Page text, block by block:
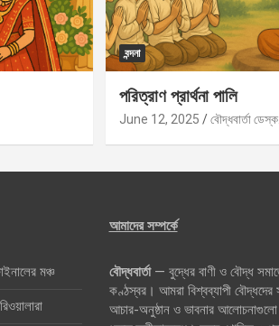
বন্দনা
পরিত্রাণ প্রার্থনা পালি
June 12, 2025 বৌদ্ধবার্তা ডেস্ক:
মঞ্চ
আমাদের সম্পর্কে
বৌদ্ধবার্তা— বুদ্ধের বাণী ও বৌদ্ধ
কণ্ঠস্বর। আমরা বিশ্বব্যাপী বৌদ্ধদের
আচার-অনুষ্ঠান ও ভাবনার